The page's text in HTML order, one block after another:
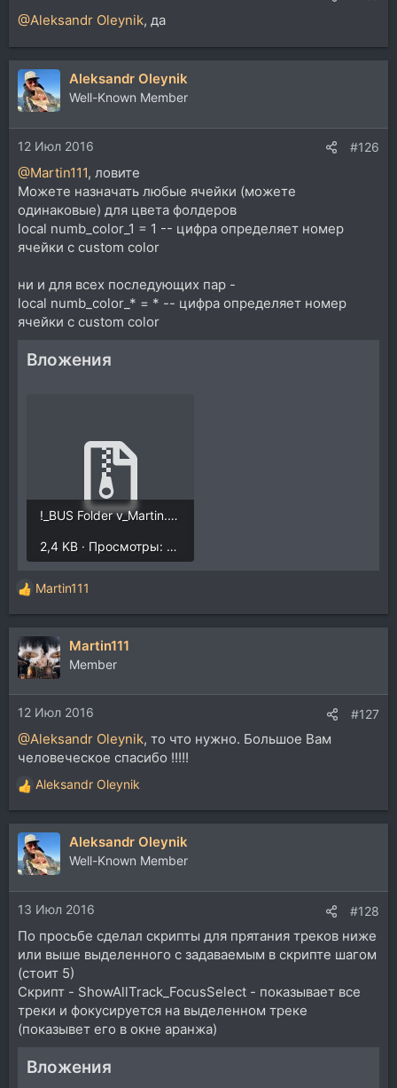
@Aleksandr Oleynik, да
Aleksandr Oleynik
Well-Known Member
12 Июл 2016 #126
@Martin111, ловите
Можете назначать любые ячейки (можете
одинаковые) для цвета фолдеров
local numb_color_1 = 1 -- цифра определяет номер
ячейки с custom color
ни и для всех последующих пар -
local numb_color_* = * -- цифра определяет номер
ячейки с custom color
Вложения
!_BUS Folder v_Martin.rar
2,4 KB · Просмотры: 258
Р
е
а
к
ц
и
и
:
Martin111
Martin111
Member
12 Июл 2016 #127
@Aleksandr Oleynik, то что нужно. Большое Вам
человеческое спасибо !!!!!
Р
е
а
к
ц
и
и
:
Aleksandr Oleynik
Aleksandr Oleynik
Well-Known Member
13 Июл 2016 #128
По просьбе сделал скрипты для прятания треков ниже
или выше выделенного с задаваемым в скрипте шагом
(стоит 5)
Скрипт - ShowAllTrack_FocusSelect - показывает все
треки и фокусируется на выделенном треке
(показывет его в окне аранжа)
Вложения